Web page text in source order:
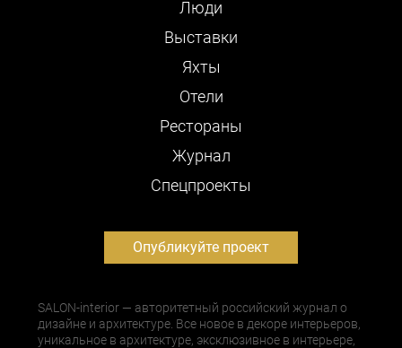
Люди
Выставки
Яхты
Отели
Рестораны
Журнал
Cпецпроекты
Опубликуйте проект
SALON-interior — авторитетный российский журнал о
дизайне и архитектуре. Все новое в декоре интерьеров,
уникальное в архитектуре, эксклюзивное в интерьере,